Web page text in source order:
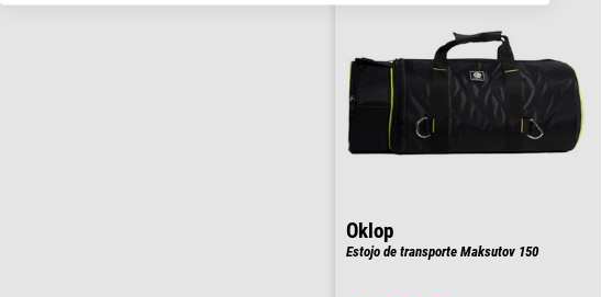
Oklop
Estojo de transporte Maksutov 150